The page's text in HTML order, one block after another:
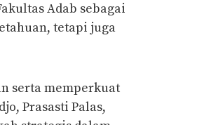
Adab sebagai
tetapi juga
serta memperkuat
Prasasti Palas,